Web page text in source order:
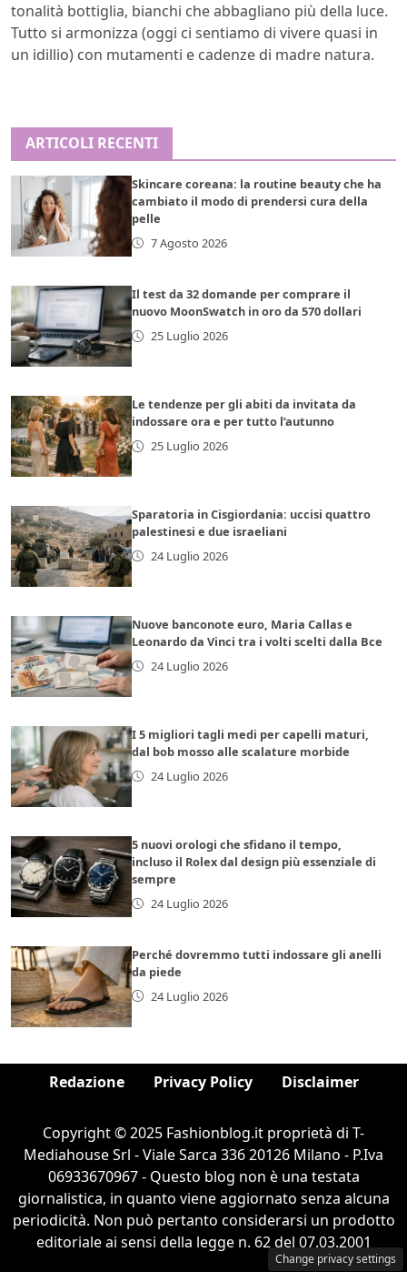
tonalità bottiglia, bianchi che abbagliano più della luce.
Tutto si armonizza (oggi ci sentiamo di vivere quasi in
un idillio) con mutamenti e cadenze di madre natura.
ARTICOLI RECENTI
Skincare coreana: la routine beauty che ha
cambiato il modo di prendersi cura della
pelle
7 Agosto 2026
Il test da 32 domande per comprare il
nuovo MoonSwatch in oro da 570 dollari
25 Luglio 2026
Le tendenze per gli abiti da invitata da
indossare ora e per tutto l’autunno
25 Luglio 2026
Sparatoria in Cisgiordania: uccisi quattro
palestinesi e due israeliani
24 Luglio 2026
Nuove banconote euro, Maria Callas e
Leonardo da Vinci tra i volti scelti dalla Bce
24 Luglio 2026
I 5 migliori tagli medi per capelli maturi,
dal bob mosso alle scalature morbide
24 Luglio 2026
5 nuovi orologi che sfidano il tempo,
incluso il Rolex dal design più essenziale di
sempre
24 Luglio 2026
Perché dovremmo tutti indossare gli anelli
da piede
24 Luglio 2026
Redazione Privacy Policy Disclaimer
Copyright © 2025 Fashionblog.it proprietà di T-
Mediahouse Srl - Viale Sarca 336 20126 Milano - P.Iva
06933670967 - Questo blog non è una testata
giornalistica, in quanto viene aggiornato senza alcuna
periodicità. Non può pertanto considerarsi un prodotto
editoriale ai sensi della legge n. 62 del 07.03.2001
Change privacy settings